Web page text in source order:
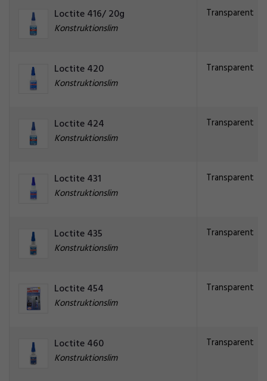
Loctite 416/ 20g
Konstruktionslim
Transparent
Loctite 420
Konstruktionslim
Transparent
Loctite 424
Konstruktionslim
Transparent
Loctite 431
Konstruktionslim
Transparent
Loctite 435
Konstruktionslim
Transparent
Loctite 454
Konstruktionslim
Transparent
Loctite 460
Konstruktionslim
Transparent